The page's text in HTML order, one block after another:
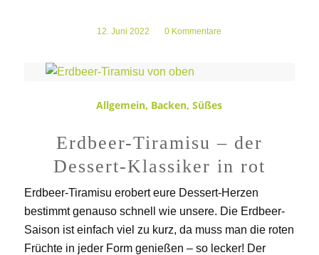
12. Juni 2022
/ 0 Kommentare
Allgemein, Backen,Süßes
Erdbeer-Tiramisu – der
Dessert-Klassiker in rot
Erdbeer-Tiramisu erobert eure Dessert-Herzen
bestimmt genauso schnell wie unsere. Die Erdbeer-
Saison ist einfach viel zu kurz, da muss man die roten
Früchte in jeder Form genießen – so lecker! Der